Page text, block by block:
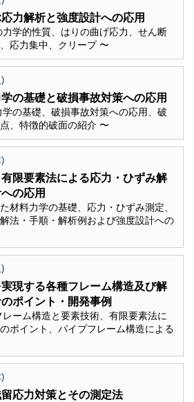
力解析と強度設計への応用
学的性質、はりの曲げ応力、せん断
応力集中、クリープ 〜
の基礎と破損事故対策への応用
の基礎、破損事故対策への応用、破
、特徴的破面の紹介 〜
限要素法による応力・ひずみ解
の応用
材料力学の基礎、応力・ひずみ測定、
法・手順・解析例および強度設計への
現する各種フレーム構造及び解
ポイント・開発事例
ーム構造と要素技術、有限要素法に
ポイント、パイプフレーム構造による
応力対策とその測定法